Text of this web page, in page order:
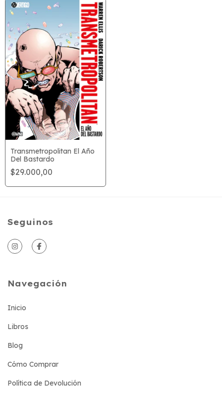
Transmetropolitan El Año
Del Bastardo
$29.000,00
Seguinos
Navegación
Inicio
Libros
Blog
Cómo Comprar
Política de Devolución